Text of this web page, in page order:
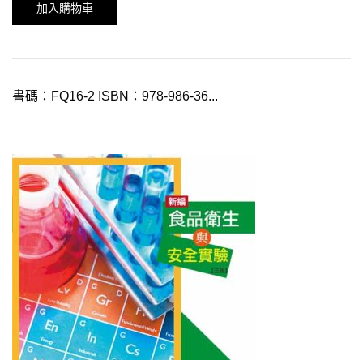
加入購物車
書碼：FQ16-2 ISBN：978-986-36...